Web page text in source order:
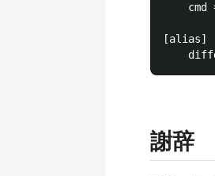
cmd
[alias]
謝辞